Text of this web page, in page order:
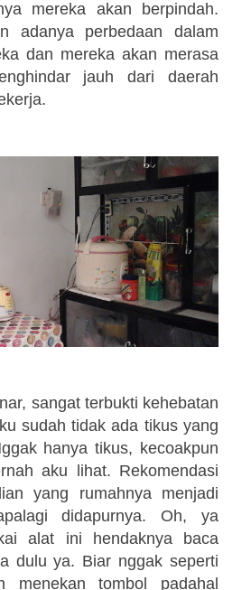
mereka akan berpindah.
adanya perbedaan dalam
dan mereka akan merasa
jauh dari daerah
sangat terbukti kehebatan
sudah tidak ada tikus yang
hanya tikus, kecoakpun
aku lihat. Rekomendasi
yang rumahnya menjadi
didapurnya. Oh, ya
alat ini hendaknya baca
dulu ya. Biar nggak seperti
menekan tombol padahal